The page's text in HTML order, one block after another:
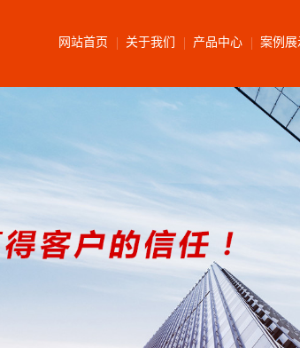
网站首页 关于我们 产品中心 案例展